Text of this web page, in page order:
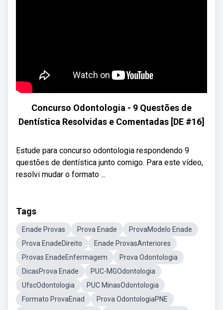
Concurso Odontologia - 9 Questões de
Dentística Resolvidas e Comentadas [DE #16]
Estude para concurso odontologia respondendo 9
questões de dentística junto comigo. Para este vídeo,
resolvi mudar o formato ...
Tags
Enade Provas Prova Enade
ProvaModelo Enade
Prova EnadeDireito
Enade ProvasAnteriores
Provas EnadeEnfermagem
Prova Odontologia
DicasProva Enade
PUC-MGOdontologia
UfscOdontologia
PUC MinasOdontologia
Formato ProvaEnad
Prova OdontologiaPNE